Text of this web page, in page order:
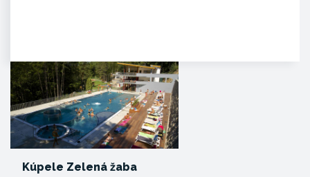
Kúpele Zelená žaba